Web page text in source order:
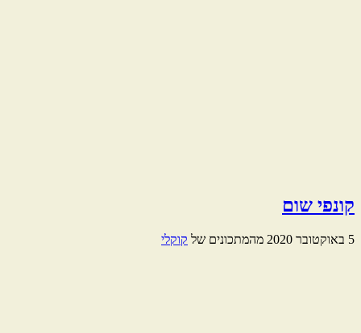
קונפי שום
5 באוקטובר 2020 מהמתכונים של קוקלי